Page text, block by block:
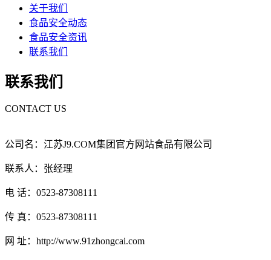
关于我们
食品安全动态
食品安全资讯
联系我们
联系我们
CONTACT US
公司名：江苏J9.COM集团官方网站食品有限公司
联系人：张经理
电 话：0523-87308111
传 真：0523-87308111
网 址：http://www.91zhongcai.com